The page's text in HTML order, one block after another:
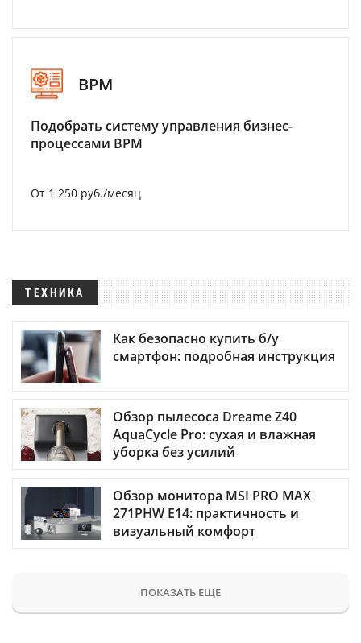
BPM
Подобрать систему управления бизнес-
процессами BPM
От 1 250 руб./месяц
ТЕХНИКА
Как безопасно купить б/у
смартфон: подробная инструкция
Обзор пылесоса Dreame Z40
AquaCycle Pro: сухая и влажная
уборка без усилий
Обзор монитора MSI PRO MAX
271PHW E14: практичность и
визуальный комфорт
ПОКАЗАТЬ ЕЩЕ